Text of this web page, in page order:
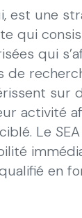
est une
qui
qui
sur
activité
Le
en